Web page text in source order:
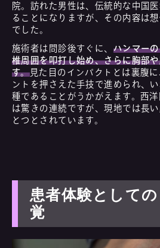
院。訪れた男性は、伝統的な中国
ることになりますが、その内容は
でした。
施術者は問診後すぐに、 ハンマー
椎周囲を叩打し始め、さらに胸部
す。見た目のインパクトとは裏腹
ントを押さえた手技で進められ、
種であることがうかがえます。西
は驚きの連続ですが、現地では長
とつとされています。
患者体験として
覚